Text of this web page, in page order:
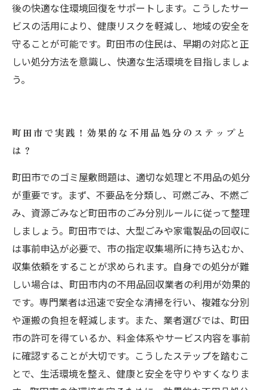
後の快適な住環境回復をサポートします。こうしたサー
ビスの活用により、健康リスクを軽減し、地域の安全を
守ることが可能です。町田市の住民は、早期の対応と正
しい処分方法を意識し、快適な生活環境を目指しましょ
う。
町田市で実践！効果的な不用品処分のステップと
は？
町田市でのゴミ屋敷問題は、適切な処理と不用品の処分
が重要です。まず、不要品を分類し、可燃ごみ、不燃ご
み、資源ごみなど町田市のごみ分別ルールに従って整理
しましょう。町田市では、大型ごみや家電製品の回収に
は事前申込が必要で、市の指定収集場所に持ち込むか、
収集依頼をすることが求められます。自身での処分が難
しい場合は、町田市内の不用品回収業者の利用が効果的
です。専門業者は迅速で安全な清掃を行い、複雑な分別
や運搬の負担を軽減します。また、業者選びでは、町田
市の許可を得ているか、料金体系やサービス内容を事前
に確認することが大切です。こうしたステップを踏むこ
とで、生活環境を整え、健康と安全を守りやすくなりま